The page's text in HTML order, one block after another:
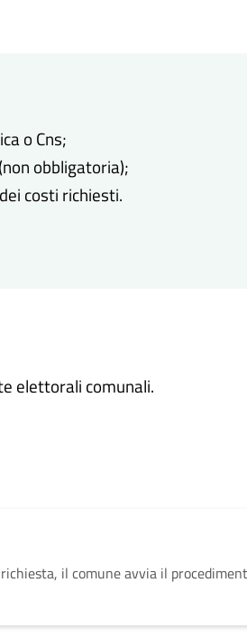
o Cns;
obbligatoria);
costi richiesti.
elettorali comunali.
il comune avvia il